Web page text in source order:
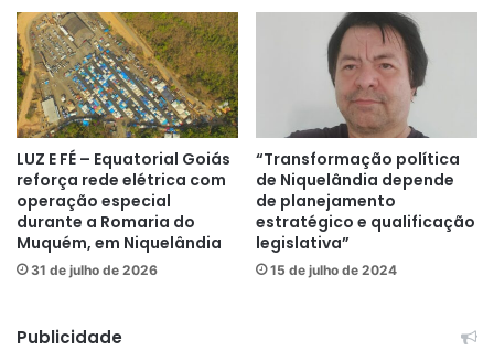
LUZ E FÉ – Equatorial Goiás
reforça rede elétrica com
operação especial
durante a Romaria do
Muquém, em Niquelândia
31 de julho de 2026
“Transformação política
de Niquelândia depende
de planejamento
estratégico e qualificação
legislativa”
15 de julho de 2024
Publicidade